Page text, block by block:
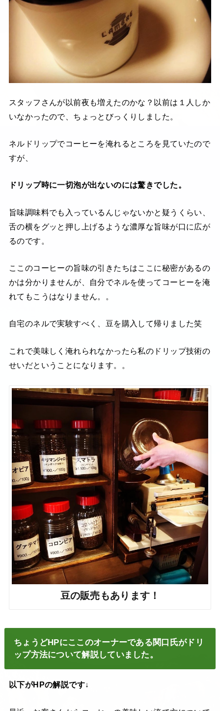
スタッフさんが以前夜も増えたのかな？以前は１人しか
いなかったので、ちょっとびっくりしました。
ネルドリップでコーヒーを淹れるところを見ていたので
すが、
ドリップ時に一切泡が出ないのには驚きでした。
旨味調味料でも入っているんじゃないかと疑うくらい、
舌の横をグッと押し上げるような濃厚な旨味が口に広が
るのです。
ここのコーヒーの旨味の引きたちはここに秘密があるの
かは分かりませんが、自分でネルを使ってコーヒーを淹
れてもこうはなりません。。
自宅のネルで実験すべく、豆を購入して帰りました笑
これで美味しく淹れられなかったら私のドリップ技術の
せいだということになります。。
豆の販売もあります！
ちょうどHPにここのオーナーである関口氏がドリ
ップ方法について解説していました。
以下がHPの解説です↓